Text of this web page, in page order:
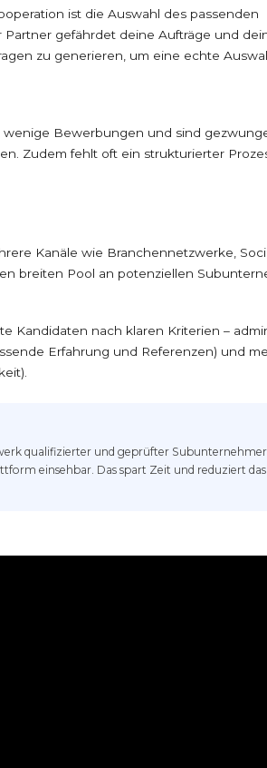
ist die Auswahl des passenden
Partner gefährdet deine Aufträge und
zu generieren, um eine echte
Bewerbungen und sind
Zudem fehlt oft ein strukturierter
Kanäle wie Branchennetzwerke,
breiten Pool an potenziellen
Kandidaten nach klaren Kriterien –
Erfahrung und Referenzen) und
qualifizierter und geprüfter
einsehbar. Das spart Zeit und reduziert das